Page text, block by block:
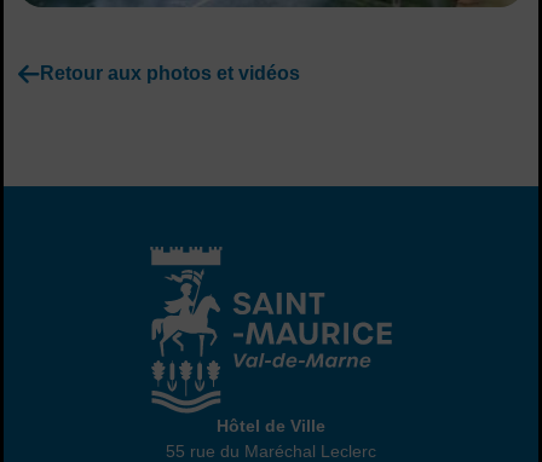
Retour aux photos et vidéos
Hôtel de Ville
Hôtel de Ville
55 rue du Maréchal Leclerc